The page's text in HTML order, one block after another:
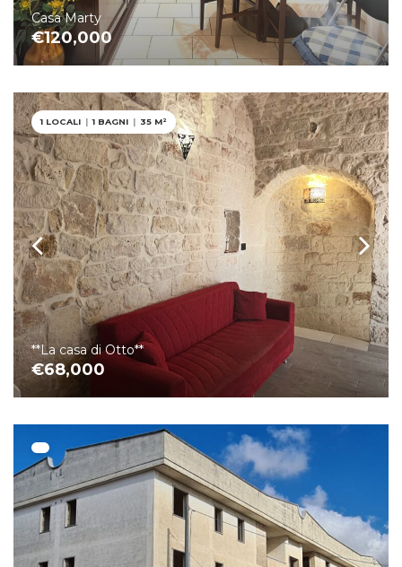
Casa Marty
€120,000
**La casa di Otto**
€68,000
1 LOCALI | 1 BAGNI | 35 M²